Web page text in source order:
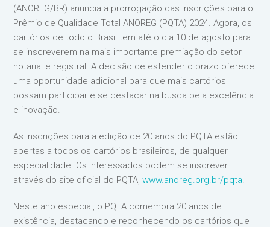
(ANOREG/BR) anuncia a prorrogação das inscrições para o
Prêmio de Qualidade Total ANOREG (PQTA) 2024. Agora, os
cartórios de todo o Brasil tem até o dia 10 de agosto para
se inscreverem na mais importante premiação do setor
notarial e registral. A decisão de estender o prazo oferece
uma oportunidade adicional para que mais cartórios
possam participar e se destacar na busca pela excelência
e inovação.
As inscrições para a edição de 20 anos do PQTA estão
abertas a todos os cartórios brasileiros, de qualquer
especialidade. Os interessados podem se inscrever
através do site oficial do PQTA,www.anoreg.org.br/pqta.
Neste ano especial, o PQTA comemora 20 anos de
existência, destacando e reconhecendo os cartórios que